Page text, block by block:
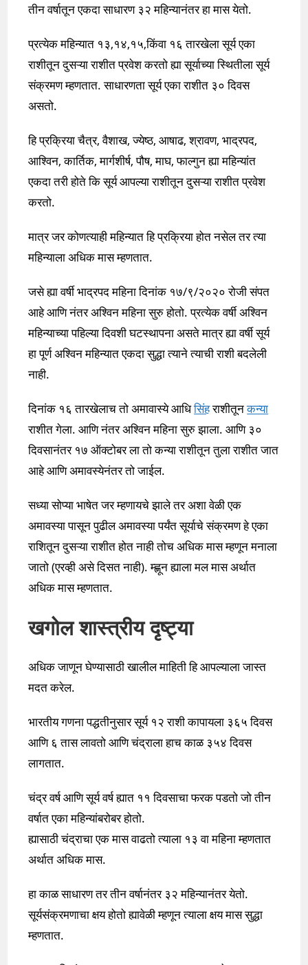
तीन वर्षातून एकदा साधारण ३२ महिन्यानंतर हा मास येतो.
प्रत्येक महिन्यात १३,१४,१५,किंवा १६ तारखेला सूर्य एका
राशीतून दुसऱ्या राशीत प्रवेश करतो ह्या सूर्याच्या स्थितीला सूर्य
संक्रमण म्हणतात. साधारणता सूर्य एका राशीत ३० दिवस
असतो.
हि प्रक्रिया चैत्र, वैशाख, ज्येष्ठ, आषाढ, श्रावण, भाद्रपद,
आश्विन, कार्तिक, मार्गशीर्ष, पौष, माघ, फाल्गुन ह्या महिन्यांत
एकदा तरी होते कि सूर्य आपल्या राशीतून दुसऱ्या राशीत प्रवेश
करतो.
मात्र जर कोणत्याही महिन्यात हि प्रक्रिया होत नसेल तर त्या
महिन्याला अधिक मास म्हणतात.
जसे ह्या वर्षी भाद्रपद महिना दिनांक १७/९/२०२० रोजी संपत
आहे आणि नंतर अश्विन महिना सुरु होतो. प्रत्येक वर्षी अश्विन
महिन्याच्या पहिल्या दिवशी घटस्थापना असते मात्र ह्या वर्षी सूर्य
हा पूर्ण अश्विन महिन्यात एकदा सुद्धा त्याने त्याची राशी बदलेली
नाही.
दिनांक १६ तारखेलाच तो अमावास्ये आधिसिंहराशीतूनकन्या
राशीत गेला. आणि नंतर अश्विन महिना सुरु झाला. आणि ३०
दिवसानंतर १७ ऑक्टोबर ला तो कन्या राशीतून तुला राशीत जात
आहे आणि अमावस्येनंतर तो जाईल.
सध्या सोप्या भाषेत जर म्हणायचे झाले तर अशा वेळी एक
अमावस्या पासून पुढील अमावस्या पर्यंत सूर्याचे संक्रमण हे एका
राशितून दुसऱ्या राशीत होत नाही तोच अधिक मास म्हणून मनाला
जातो (एरव्ही असे दिसत नाही). म्ह्णून ह्याला मल मास अर्थात
अधिक मास म्हणतात.
खगोल शास्त्रीय दृष्ट्या
अधिक जाणून घेण्यासाठी खालील माहिती हि आपल्याला जास्त
मदत करेल.
भारतीय गणना पद्धतीनुसार सूर्य १२ राशी कापायला ३६५ दिवस
आणि ६ तास लावतो आणि चंद्राला हाच काळ ३५४ दिवस
लागतात.
चंद्र वर्ष आणि सूर्य वर्ष ह्यात ११ दिवसाचा फरक पडतो जो तीन
वर्षात एका महिन्यांबरोबर होतो.
ह्यासाठी चंद्राचा एक मास वाढतो त्याला १३ वा महिना म्हणतात
अर्थात अधिक मास.
हा काळ साधारण तर तीन वर्षानंतर ३२ महिन्यानंतर येतो.
सूर्यसंक्रमणाचा क्षय होतो ह्यावेळी म्हणून त्याला क्षय मास सुद्धा
म्हणतात.